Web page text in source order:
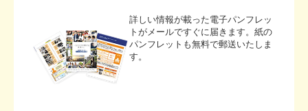
詳しい情報が載った電子パンフレッ
トがメールですぐに届きます。紙の
パンフレットも無料で郵送いたしま
す。